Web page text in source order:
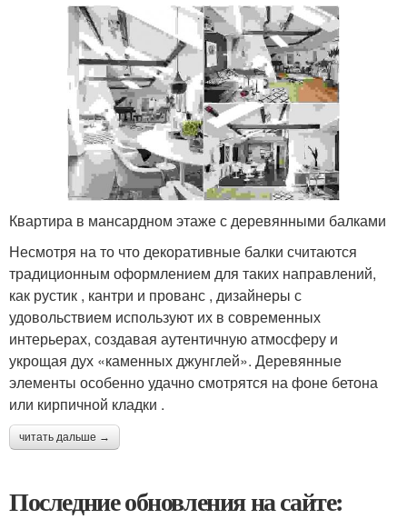
Квартира в мансардном этаже с деревянными балками
Несмотря на то что декоративные балки считаются
традиционным оформлением для таких направлений,
как рустик , кантри и прованс , дизайнеры с
удовольствием используют их в современных
интерьерах, создавая аутентичную атмосферу и
укрощая дух «каменных джунглей». Деревянные
элементы особенно удачно смотрятся на фоне бетона
или кирпичной кладки .
читать дальше →
Последние обновления на сайте: